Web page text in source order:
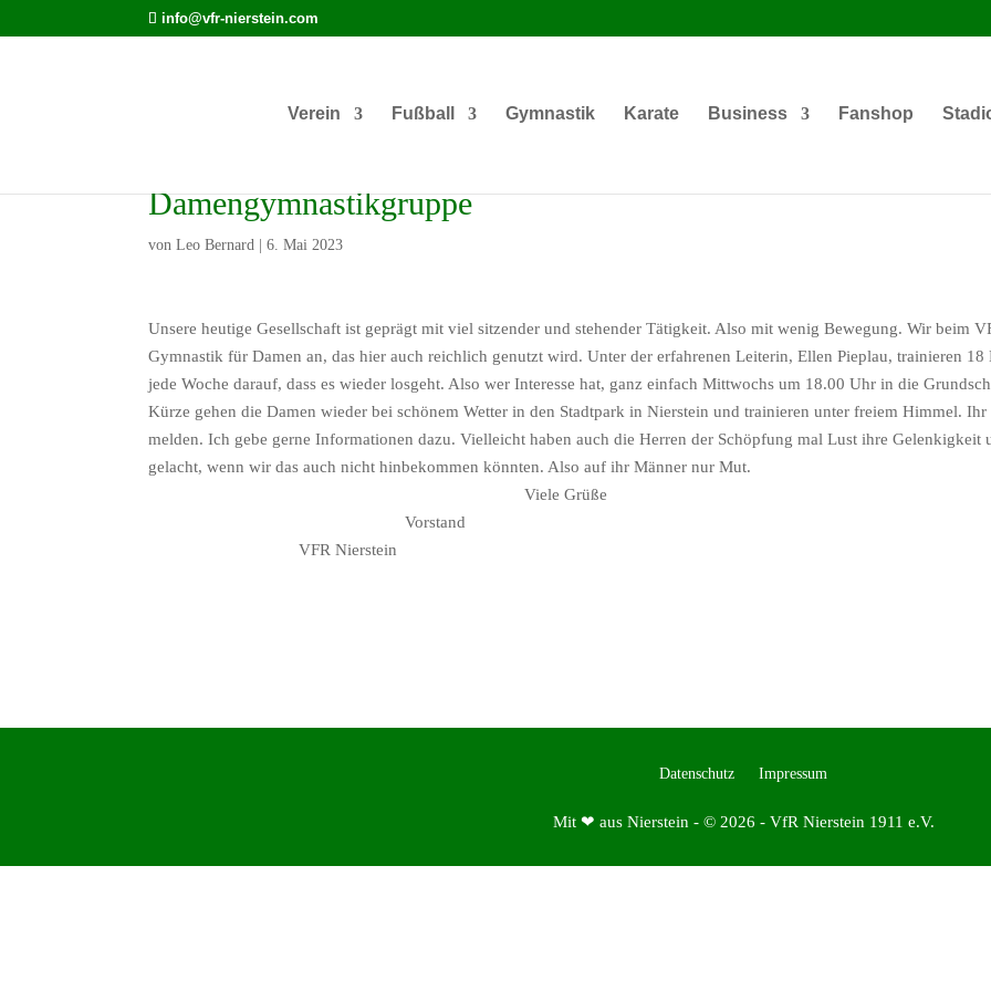
info@vfr-nierstein.com
Verein Fußball Gymnastik Karate Business Fanshop
Damengymnastikgruppe
vonLeo Bernard |6. Mai 2023
Unsere heutige Gesellschaft ist geprägt mit viel sitzender und stehender Tätigkeit. Also mit wenig Bewegung. Wir beim
Gymnastik für Damen an, das hier auch reichlich genutzt wird. Unter der erfahrenen Leiterin, Ellen Pieplau, trainieren
jede Woche darauf, dass es wieder losgeht. Also wer Interesse hat, ganz einfach Mittwochs um 18.00 Uhr in die
Kürze gehen die Damen wieder bei schönem Wetter in den Stadtpark in Nierstein und trainieren unter freiem Himmel.
melden. Ich gebe gerne Informationen dazu. Vielleicht haben auch die Herren der Schöpfung mal Lust ihre Gelenkigkeit
gelacht, wenn wir das auch nicht hinbekommen könnten. Also
Viele
VFR Nierstein
Datenschutz Impressum
Mit ❤ aus Nierstein - © 2026 - VfR Nierstein 1911 e.V.